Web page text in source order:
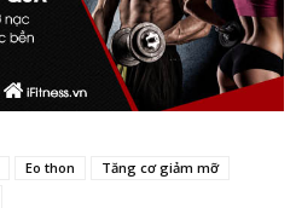
Eo thon
Tăng cơ giảm mỡ